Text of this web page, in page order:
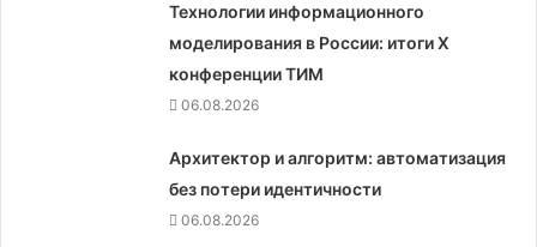
Технологии информационного
моделирования в России: итоги X
конференции ТИМ
06.08.2026
Архитектор и алгоритм: автоматизация
без потери идентичности
06.08.2026